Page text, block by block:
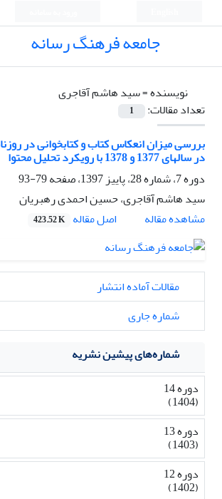
جامعه فرهنگ رسانه
نویسنده =سید هاشم آقاجری
تعداد مقالات:
1
بررسی میزان انعکاس کتاب و کتابخوانی در
در سالهای 1377 و 1378 با رویکرد تحلیل محتوا
دوره 7، شماره 28، پاییز 1397، صفحه
79-93
سید هاشم آقاجری، حسین احمدی رهبریان
مشاهده مقاله
اصل مقاله 423.52 K
مقالات آماده انتشار
شماره جاری
شماره‌های پیشین نشریه
دوره 14
(1404)
دوره 13
(1403)
دوره 12
(1402)